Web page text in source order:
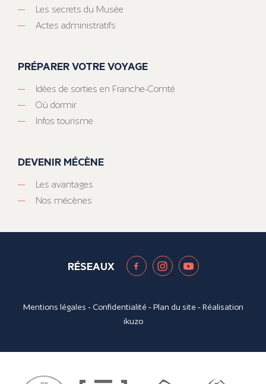
Les secrets du Musée
Actes administratifs
PRÉPARER VOTRE VOYAGE
Idées de sorties en Franche-Comté
Où dormir
Infos tourisme
DEVENIR MÉCÈNE
Les avantages
Nos mécènes
RÉSEAUX
Mentions légales - Confidentialité -Plan du site - Réalisation
ikuzo